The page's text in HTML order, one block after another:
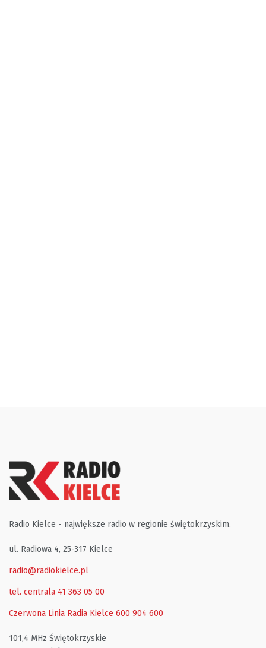
Radio Kielce - największe radio w regionie świętokrzyskim.
ul. Radiowa 4, 25-317 Kielce
radio@radiokielce.pl
tel. centrala 41 363 05 00
Czerwona Linia Radia Kielce 600 904 600
101,4 MHz Świętokrzyskie